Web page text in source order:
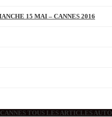
15 MAI – CANNES 2016
TOUS LES ARTICLES